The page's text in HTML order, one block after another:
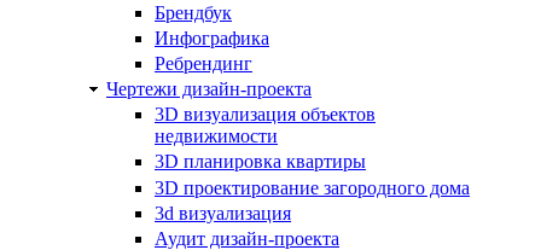
Брендбук
Инфографика
Ребрендинг
Чертежи дизайн-проекта
3D визуализация объектов
недвижимости
3D планировка квартиры
3D проектирование загородного дома
3d визуализация
Аудит дизайн-проекта